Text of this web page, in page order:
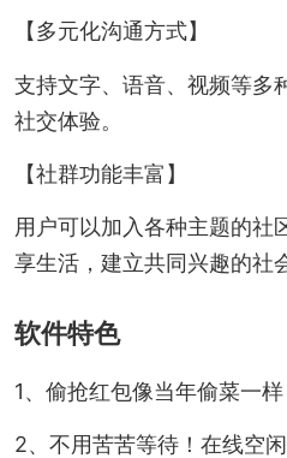
【多元化沟通方式】
支持文字、语音、视频等多
社交体验。
【社群功能丰富】
用户可以加入各种主题的社
享生活，建立共同兴趣的社
软件特色
1、偷抢红包像当年偷菜一
2、不用苦苦等待！在线空